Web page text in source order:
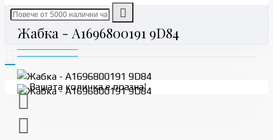
Вашата количка е празна!
Жабка - A1696800191 9D84